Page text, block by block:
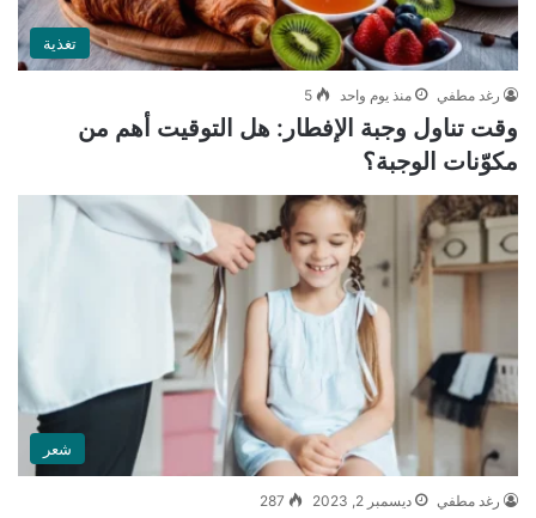
تغذية
رغد مطفي منذ يوم واحد 5
وقت تناول وجبة الإفطار: هل التوقيت أهم من
مكوّنات الوجبة؟
شعر
رغد مطفي ديسمبر 2, 2023 287